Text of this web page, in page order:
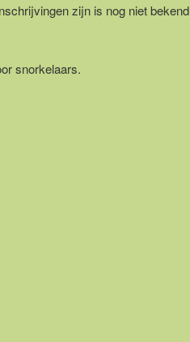
zijn is nog niet bekend
snorkelaars.